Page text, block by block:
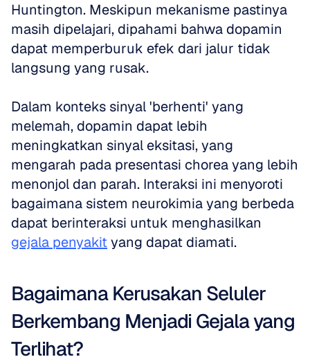
Huntington. Meskipun mekanisme pastinya
masih dipelajari, dipahami bahwa dopamin
dapat memperburuk efek dari jalur tidak
langsung yang rusak.
Dalam konteks sinyal 'berhenti' yang
melemah, dopamin dapat lebih
meningkatkan sinyal eksitasi, yang
mengarah pada presentasi chorea yang lebih
menonjol dan parah. Interaksi ini menyoroti
bagaimana sistem neurokimia yang berbeda
gejala penyakit yang dapat diamati.
Bagaimana Kerusakan Seluler
Berkembang Menjadi Gejala yang
Terlihat?